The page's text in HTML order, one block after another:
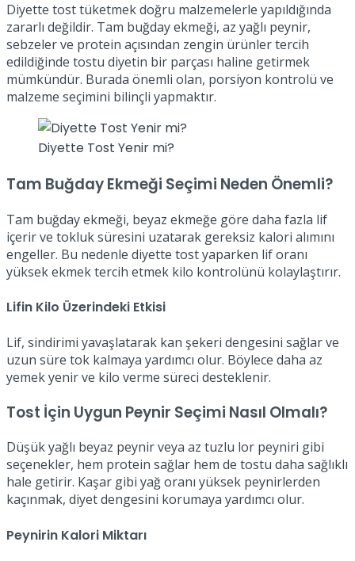
Diyette tost tüketmek doğru malzemelerle yapıldığında
zararlı değildir. Tam buğday ekmeği, az yağlı peynir,
sebzeler ve protein açısından zengin ürünler tercih
edildiğinde tostu diyetin bir parçası haline getirmek
mümkündür. Burada önemli olan, porsiyon kontrolü ve
malzeme seçimini bilinçli yapmaktır.
Diyette Tost Yenir mi?
Tam Buğday Ekmeği Seçimi Neden Önemli?
Tam buğday ekmeği, beyaz ekmeğe göre daha fazla lif
içerir ve tokluk süresini uzatarak gereksiz kalori alımını
engeller. Bu nedenle diyette tost yaparken lif oranı
yüksek ekmek tercih etmek kilo kontrolünü kolaylaştırır.
Lifin Kilo Üzerindeki Etkisi
Lif, sindirimi yavaşlatarak kan şekeri dengesini sağlar ve
uzun süre tok kalmaya yardımcı olur. Böylece daha az
yemek yenir ve kilo verme süreci desteklenir.
Tost İçin Uygun Peynir Seçimi Nasıl Olmalı?
Düşük yağlı beyaz peynir veya az tuzlu lor peyniri gibi
seçenekler, hem protein sağlar hem de tostu daha sağlıklı
hale getirir. Kaşar gibi yağ oranı yüksek peynirlerden
kaçınmak, diyet dengesini korumaya yardımcı olur.
Peynirin Kalori Miktarı